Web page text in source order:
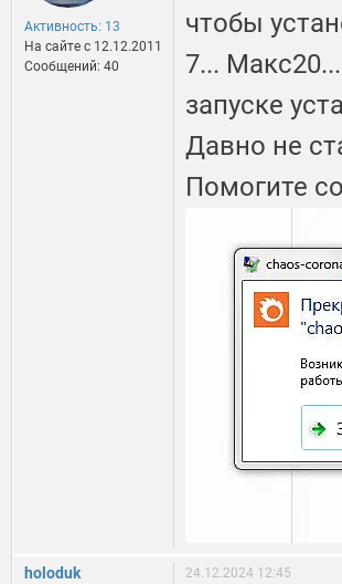
Активность: 13
На сайте c 12.12.2011
Сообщений: 40
чтобы
7...
запуске
Давно не
Помогите
holoduk 24.12.2024 12:45